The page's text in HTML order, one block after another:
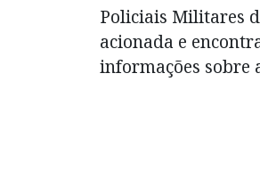
de
Policiais Militares
acionada e
informações sobre